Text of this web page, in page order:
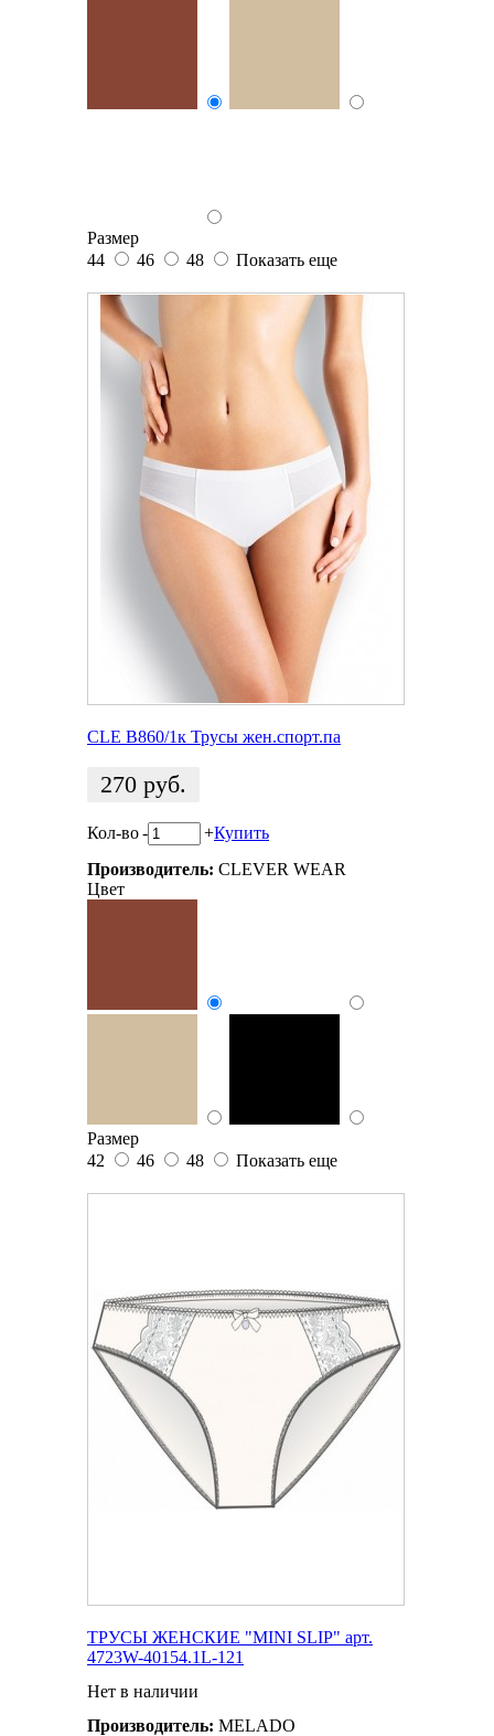
Размер
44
46 48 Показать еще
CLE B860/1к Трусы жен.спорт.па
270 руб.
Кол-во- +Купить
Производитель: CLEVER WEAR
Цвет
Размер
42
46 48 Показать еще
ТРУСЫ ЖЕНСКИЕ "MINI SLIP" арт.
4723W-40154.1L-121
Нет в наличии
Производитель: MELADO